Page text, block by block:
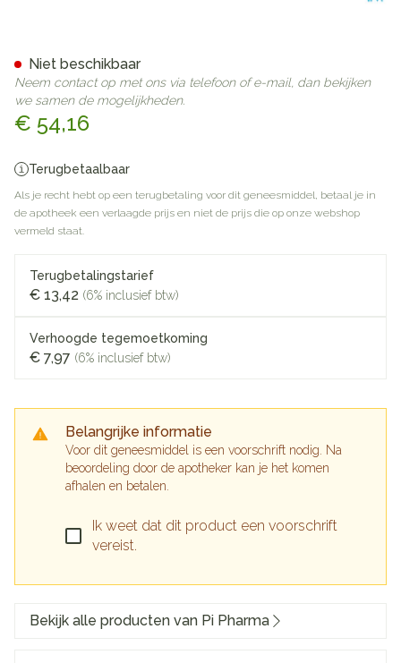
€ 54,16
Terugbetaalbaar
Als je recht hebt op een terugbetaling voor dit geneesmiddel, betaal je in
de apotheek een verlaagde prijs en niet de prijs die op onze webshop
vermeld staat.
Terugbetalingstarief
€ 13,42 (6% inclusief btw)
Verhoogde tegemoetkoming
€ 7,97 (6% inclusief btw)
Belangrijke informatie
Voor dit geneesmiddel is een voorschrift nodig. Na
beoordeling door de apotheker kan je het komen
afhalen en betalen.
Ik weet dat dit product een voorschrift
vereist.
Niet beschikbaar
Neem contact op met ons via telefoon of e-mail, dan bekijken
we samen de mogelijkheden.
Bekijk alle producten van Pi Pharma